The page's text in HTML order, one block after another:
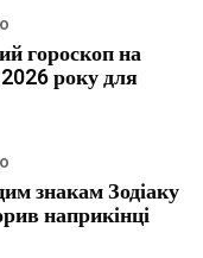
гороскоп на
року для
знакам Зодіаку
наприкінці